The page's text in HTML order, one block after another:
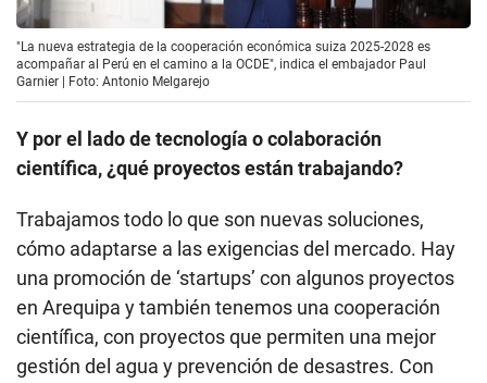
"La nueva estrategia de la cooperación económica suiza 2025-2028 es
acompañar al Perú en el camino a la OCDE", indica el embajador Paul
Garnier | Foto: Antonio Melgarejo
Y por el lado de tecnología o colaboración
científica, ¿qué proyectos están trabajando?
Trabajamos todo lo que son nuevas soluciones,
cómo adaptarse a las exigencias del mercado. Hay
una promoción de ‘startups’ con algunos proyectos
en Arequipa y también tenemos una cooperación
científica, con proyectos que permiten una mejor
gestión del agua y prevención de desastres. Con